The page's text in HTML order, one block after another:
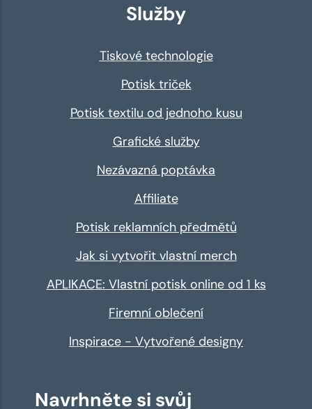
Služby
Tiskové technologie
Potisk triček
Potisk textilu od jednoho kusu
Grafické služby
Nezávazná poptávka
Affiliate
Potisk reklamních předmětů
Jak si vytvořit vlastní merch
APLIKACE: Vlastní potisk online od 1 ks
Firemní oblečení
Inspirace - Vytvořené designy
Navrhněte si svůj